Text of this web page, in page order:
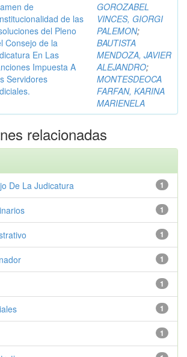
de
de las
del Pleno
Consejo de la
En Las
Impuesta A
Servidores
GOROZABEL
VINCES, GIORGI
PALEMON;
BAUTISTA
MENDOZA, JAVIER
ALEJANDRO;
MONTESDEOCA
FARFAN, KARINA
MARIENELA
relacionadas
1
De La Judicatura
1
1
1
1
1
1